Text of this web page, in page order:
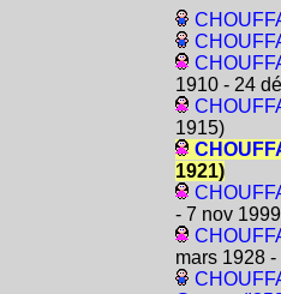
1910 - 24
1915)
1921)
- 7 nov
mars 1928